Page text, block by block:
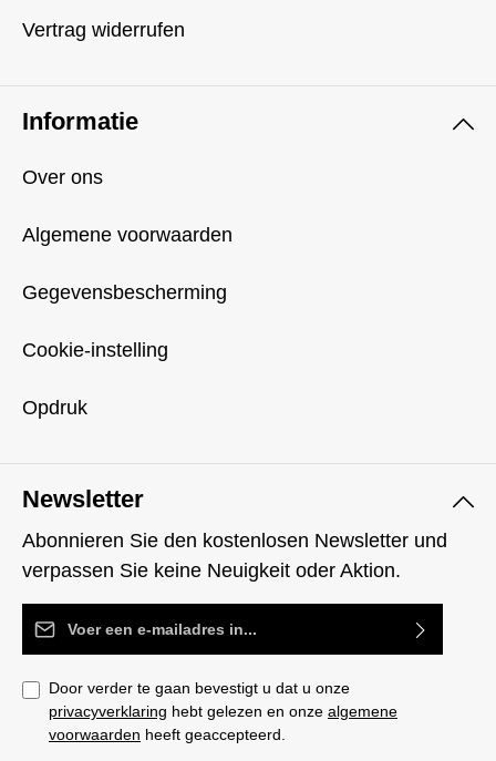
Newsletter
Abonnieren Sie den kostenlosen Newsletter und
verpassen Sie keine Neuigkeit oder Aktion.
E-mailadres*
Door verder te gaan bevestigt u dat u onze
privacyverklaring hebt gelezen en onze algemene
voorwaarden heeft geaccepteerd.
Vertrag widerrufen
Informatie
Over ons
Algemene voorwaarden
Gegevensbescherming
Cookie-instelling
Opdruk